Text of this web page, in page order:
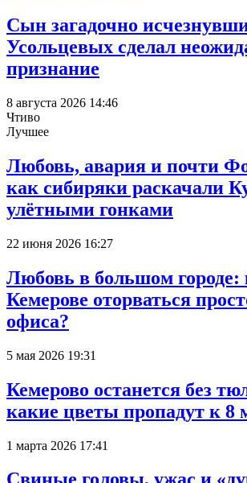
Сын загадочно
Усольцевых сделал
признание
8 августа 2026 14:46
Чтиво
Лучшее
Любовь, авария и почти
как сибиряки раскачали
улётными гонками
22 июня 2026 16:27
Любовь в большом городе:
Кемерове оторваться
офиса?
5 мая 2026 19:31
Кемерово останется без
какие цветы пропадут к 8
1 марта 2026 17:41